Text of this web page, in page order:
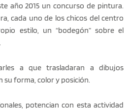
año 2015 un concurso de pintura.
cada uno de los chicos del centro
estilo, un “bodegón” sobre el
a que trasladaran a dibujos
su forma, color y posición.
potencian con esta actividad